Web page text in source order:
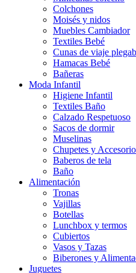
Colchones
Moisés y nidos
Muebles Cambiador
Textiles Bebé
Cunas de viaje
Hamacas Bebé
Bañeras
Moda Infantil
Higiene Infantil
Textiles Baño
Calzado Respetuoso
Sacos de dormir
Muselinas
Chupetes y
Baberos de tela
Baño
Alimentación
Tronas
Vajillas
Botellas
Lunchbox y termos
Cubiertos
Vasos y Tazas
Biberones y
Juguetes